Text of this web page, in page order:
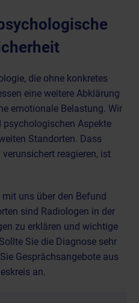
die ohne konkretes
eine weitere Abklärung
emotionale Belastung. Wir
Aspekte
Standorten. Dass
reagieren, ist
uns über den Befund
sind Radiologen in der
zu erklären und wichtige
Sie die Diagnose sehr
Gesprächsangebote aus
an.